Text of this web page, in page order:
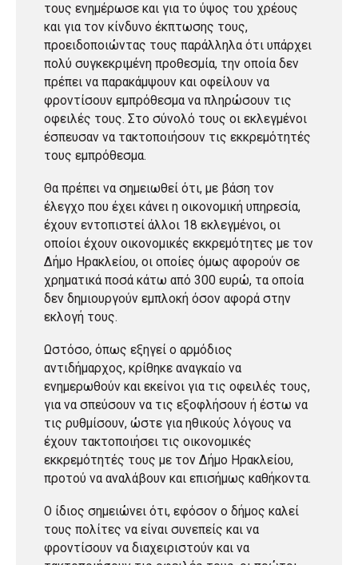
τους ενημέρωσε και για το ύψος του χρέους
και για τον κίνδυνο έκπτωσης τους,
προειδοποιώντας τους παράλληλα ότι υπάρχει
πολύ συγκεκριμένη προθεσμία, την οποία δεν
πρέπει να παρακάμψουν και οφείλουν να
φροντίσουν εμπρόθεσμα να πληρώσουν τις
οφειλές τους. Στο σύνολό τους οι εκλεγμένοι
έσπευσαν να τακτοποιήσουν τις εκκρεμότητές
τους εμπρόθεσμα.
Θα πρέπει να σημειωθεί ότι, με βάση τον
έλεγχο που έχει κάνει η οικονομική υπηρεσία,
έχουν εντοπιστεί άλλοι 18 εκλεγμένοι, οι
οποίοι έχουν οικονομικές εκκρεμότητες με τον
Δήμο Ηρακλείου, οι οποίες όμως αφορούν σε
χρηματικά ποσά κάτω από 300 ευρώ, τα οποία
δεν δημιουργούν εμπλοκή όσον αφορά στην
εκλογή τους.
Ωστόσο, όπως εξηγεί ο αρμόδιος
αντιδήμαρχος, κρίθηκε αναγκαίο να
ενημερωθούν και εκείνοι για τις οφειλές τους,
για να σπεύσουν να τις εξοφλήσουν ή έστω να
τις ρυθμίσουν, ώστε για ηθικούς λόγους να
έχουν τακτοποιήσει τις οικονομικές
εκκρεμότητές τους με τον Δήμο Ηρακλείου,
προτού να αναλάβουν και επισήμως καθήκοντα.
Ο ίδιος σημειώνει ότι, εφόσον ο δήμος καλεί
τους πολίτες να είναι συνεπείς και να
φροντίσουν να διαχειριστούν και να